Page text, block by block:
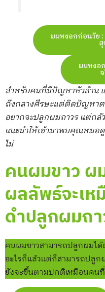
ผมหงอกก่อนวั
ผมหงอ
สำหรับคนที่มีปัญหาหัวล้าน แ
ถึงกลางศีรษะแต่ติดปัญหา
อยากจะปลูกผมถาวร แต่กลั
แนะนำให้เข้ามาพบคุณหมอ
ไม่
คนผมขาว
ผลลัพธ์จะเ
ดำปลูกผมถา
คนผมขาวสามารถปลูกผมไ
อะไรก็แล้วแต่ก็สามารถปลู
ยังจะขึ้นตามปกติเหมือนคน